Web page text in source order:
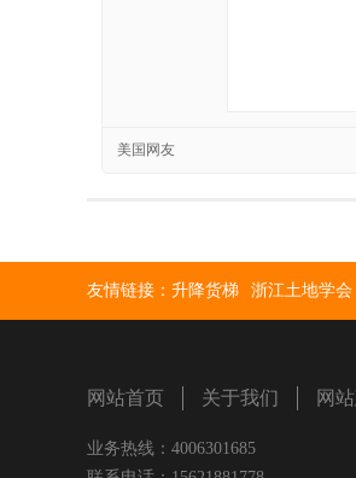
美国网友
友情链接： 升降货梯 浙江土地学会
网站首页 关于我们 网
业务热线：4006301685